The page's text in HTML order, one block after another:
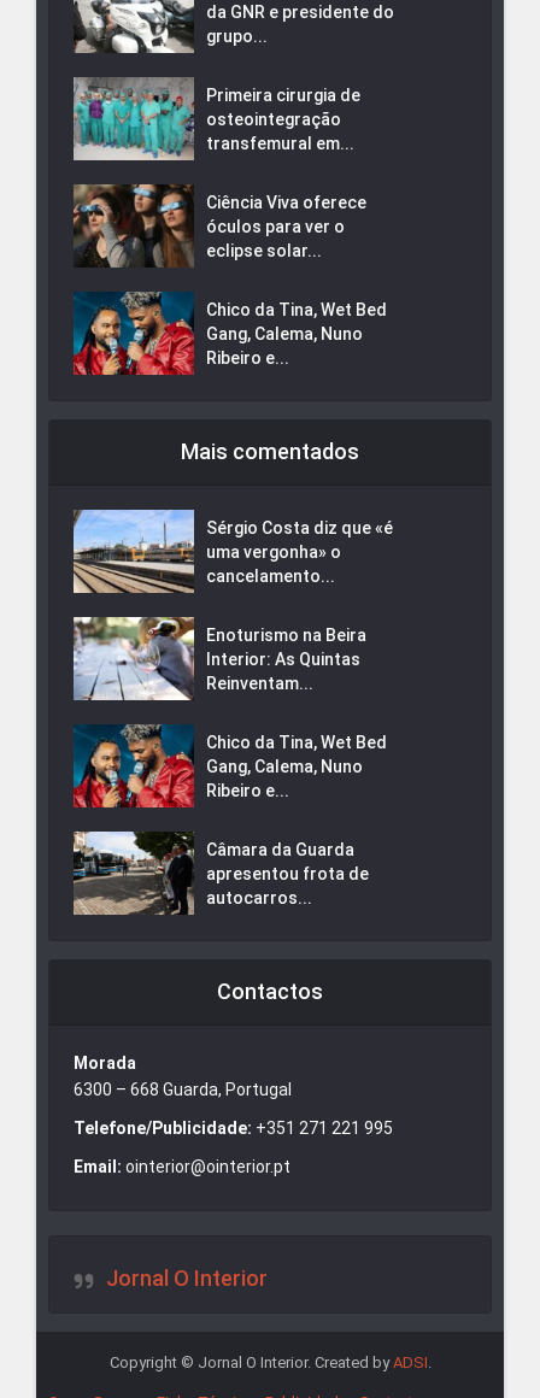
da GNR e presidente do
grupo...
Primeira cirurgia de
osteointegração
transfemural em...
Ciência Viva oferece
óculos para ver o
eclipse solar...
Chico da Tina, Wet Bed
Gang, Calema, Nuno
Ribeiro e...
Mais comentados
Sérgio Costa diz que «é
uma vergonha» o
cancelamento...
Enoturismo na Beira
Interior: As Quintas
Reinventam...
Chico da Tina, Wet Bed
Gang, Calema, Nuno
Ribeiro e...
Câmara da Guarda
apresentou frota de
autocarros...
Contactos
Morada
6300 – 668 Guarda, Portugal
Telefone/Publicidade: +351 271 221 995
Email: ointerior@ointerior.pt
Jornal O Interior
Copyright © Jornal O Interior. Created byADSI